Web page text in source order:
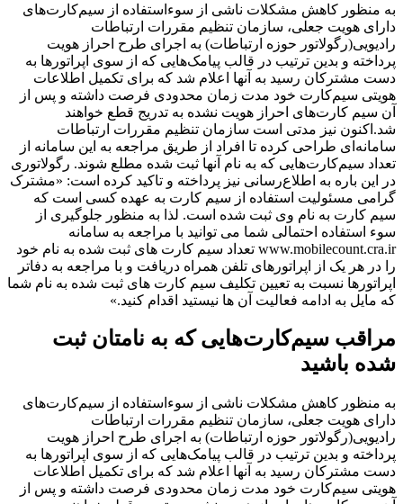
به منظور کاهش مشکلات ناشی از سوءاستفاده از سیم‌کارت‌های
دارای هویت جعلی، سازمان تنظیم مقررات ارتباطات
رادیویی(رگولاتور حوزه ارتباطات) به اجرای طرح احراز هویت
پرداخته و بدین ترتیب در قالب پیامک‌هایی که از سوی اپراتورها به
دست مشترکان رسید به آنها اعلام شد که برای تکمیل اطلاعات
هویتی سیم‌کارت خود مدت زمان محدودی فرصت داشته و پس از
آن سیم کارت‌های احراز هویت نشده به تدریج قطع خواهند
شد.اکنون نیز مدتی است سازمان تنظیم مقررات ارتباطات
سامانه‌ای طراحی کرده تا افراد از طریق مراجعه به این سامانه از
تعداد سیم‌کارت‌هایی که به نام آنها ثبت شده مطلع شوند. رگولاتوری
در این باره به اطلاع‌رسانی نیز پرداخته و تاکید کرده است: «مشترک
گرامی مسئولیت استفاده از سیم کارت به عهده کسی است که
سیم کارت به نام وی ثبت شده است. لذا به منظور جلوگیری از
سوء‌ استفاده احتمالی شما می توانید با مراجعه به سامانه
www.mobilecount.cra.ir تعداد سیم کارت های ثبت شده به نام خود
را در هر یک از اپراتورهای تلفن همراه دریافت و با مراجعه به دفاتر
اپراتورها نسبت به تعیین تکلیف سیم کارت های ثبت شده به نام شما
که مایل به ادامه فعالیت آن ها نیستید اقدام کنید.»
مراقب سیم‌کارت‌هایی که به نامتان ثبت
شده باشید
به منظور کاهش مشکلات ناشی از سوءاستفاده از سیم‌کارت‌های
دارای هویت جعلی، سازمان تنظیم مقررات ارتباطات
رادیویی(رگولاتور حوزه ارتباطات) به اجرای طرح احراز هویت
پرداخته و بدین ترتیب در قالب پیامک‌هایی که از سوی اپراتورها به
دست مشترکان رسید به آنها اعلام شد که برای تکمیل اطلاعات
هویتی سیم‌کارت خود مدت زمان محدودی فرصت داشته و پس از